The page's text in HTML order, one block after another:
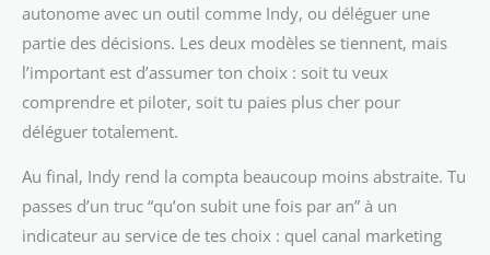
autonome avec un outil comme Indy, ou déléguer une
partie des décisions. Les deux modèles se tiennent, mais
l’important est d’assumer ton choix : soit tu veux
comprendre et piloter, soit tu paies plus cher pour
déléguer totalement.
Au final, Indy rend la compta beaucoup moins abstraite. Tu
passes d’un truc “qu’on subit une fois par an” à un
indicateur au service de tes choix : quel canal marketing